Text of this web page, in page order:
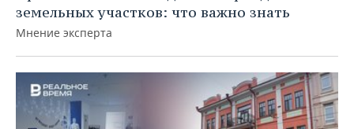
земельных участков: что важно знать
Мнение эксперта